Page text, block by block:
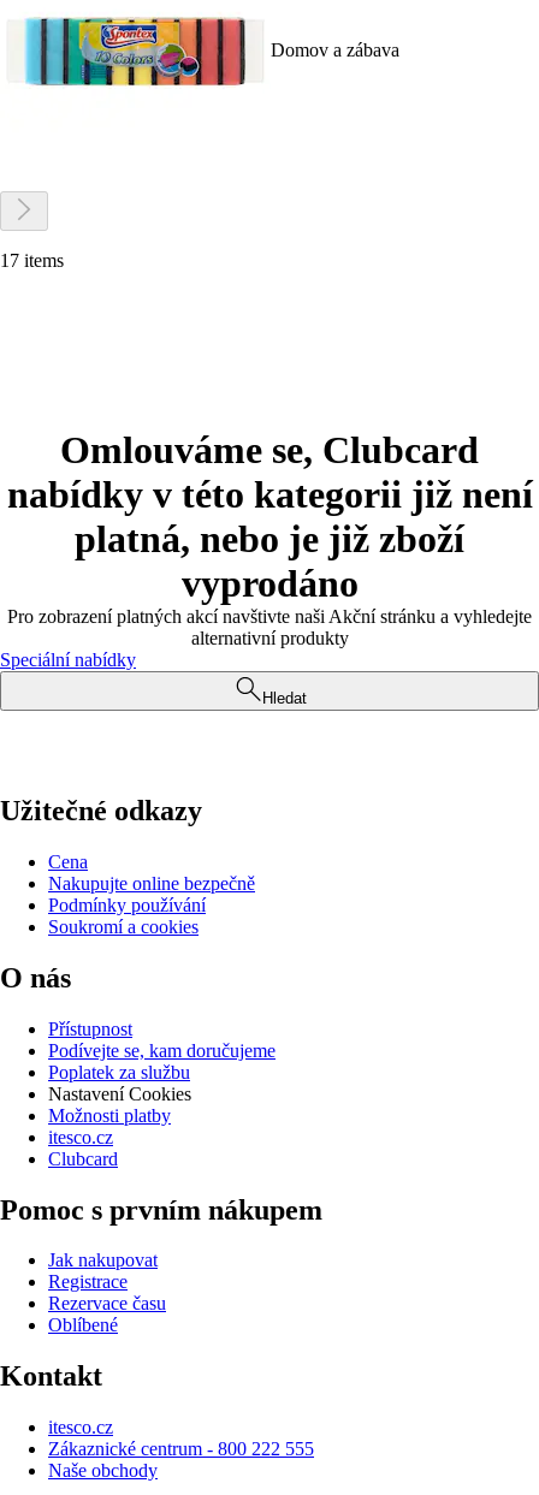
Domov a zábava
17 items
Omlouváme se, Clubcard
nabídky v této kategorii již není
platná, nebo je již zboží
vyprodáno
Pro zobrazení platných akcí navštivte naši Akční stránku a vyhledejte
alternativní produkty
Speciální nabídky
Hledat
Užitečné odkazy
Cena
Nakupujte online bezpečně
Podmínky používání
Soukromí a cookies
O nás
Přístupnost
Podívejte se, kam doručujeme
Poplatek za službu
Nastavení Cookies
Možnosti platby
itesco.cz
Clubcard
Pomoc s prvním nákupem
Jak nakupovat
Registrace
Rezervace času
Oblíbené
Kontakt
itesco.cz
Zákaznické centrum - 800 222 555
Naše obchody